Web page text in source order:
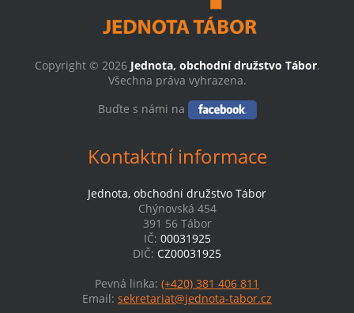
Copyright © 2026 Jednota, obchodní družstvo Tábor.
Všechna práva vyhrazena.
Buďte s námi na
Kontaktní informace
Jednota, obchodní družstvo Tábor
Chýnovská 454
391 56 Tábor
IČ: 00031925
DIČ: CZ00031925
Pevná linka: (+420) 381 406 811
Email: sekretariat@jednota-tabor.cz